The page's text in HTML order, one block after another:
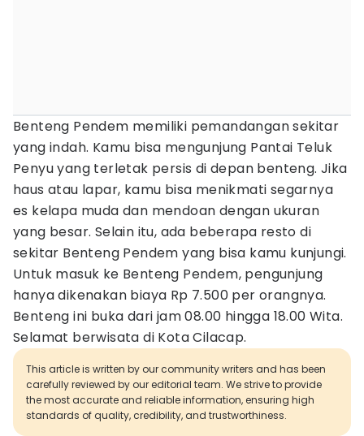
Benteng Pendem memiliki pemandangan sekitar
yang indah. Kamu bisa mengunjung Pantai Teluk
Penyu yang terletak persis di depan benteng. Jika
haus atau lapar, kamu bisa menikmati segarnya
es kelapa muda dan mendoan dengan ukuran
yang besar. Selain itu, ada beberapa resto di
sekitar Benteng Pendem yang bisa kamu kunjungi.
Untuk masuk ke Benteng Pendem, pengunjung
hanya dikenakan biaya Rp 7.500 per orangnya.
Benteng ini buka dari jam 08.00 hingga 18.00 Wita.
Selamat berwisata di Kota Cilacap.
This article is written by our community writers and has been
carefully reviewed by our editorial team. We strive to provide
the most accurate and reliable information, ensuring high
standards of quality, credibility, and trustworthiness.